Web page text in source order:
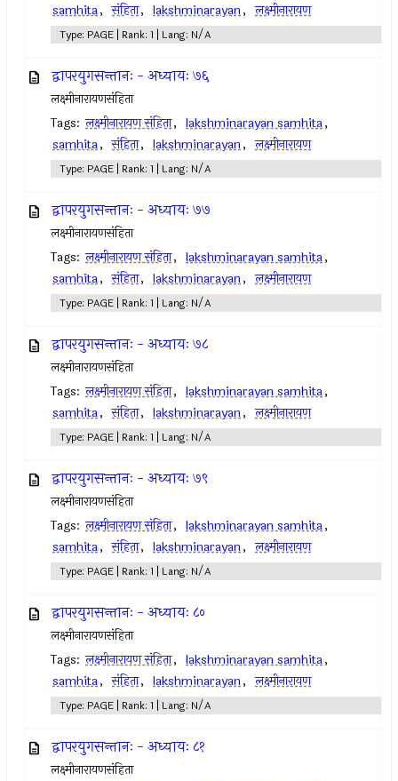
samhita, संहिता, lakshminarayan, लक्ष्मीनारायण
Type: PAGE | Rank: 1 | Lang: N/A
द्वापरयुगसन्तानः - अध्यायः ७६
लक्ष्मीनारायणसंहिता
Tags: लक्ष्मीनारायण संहिता, lakshminarayan samhita,
samhita, संहिता, lakshminarayan, लक्ष्मीनारायण
Type: PAGE | Rank: 1 | Lang: N/A
द्वापरयुगसन्तानः - अध्यायः ७७
लक्ष्मीनारायणसंहिता
Tags: लक्ष्मीनारायण संहिता, lakshminarayan samhita,
samhita, संहिता, lakshminarayan, लक्ष्मीनारायण
Type: PAGE | Rank: 1 | Lang: N/A
द्वापरयुगसन्तानः - अध्यायः ७८
लक्ष्मीनारायणसंहिता
Tags: लक्ष्मीनारायण संहिता, lakshminarayan samhita,
samhita, संहिता, lakshminarayan, लक्ष्मीनारायण
Type: PAGE | Rank: 1 | Lang: N/A
द्वापरयुगसन्तानः - अध्यायः ७९
लक्ष्मीनारायणसंहिता
Tags: लक्ष्मीनारायण संहिता, lakshminarayan samhita,
samhita, संहिता, lakshminarayan, लक्ष्मीनारायण
Type: PAGE | Rank: 1 | Lang: N/A
द्वापरयुगसन्तानः - अध्यायः ८०
लक्ष्मीनारायणसंहिता
Tags: लक्ष्मीनारायण संहिता, lakshminarayan samhita,
samhita, संहिता, lakshminarayan, लक्ष्मीनारायण
Type: PAGE | Rank: 1 | Lang: N/A
द्वापरयुगसन्तानः - अध्यायः ८१
लक्ष्मीनारायणसंहिता